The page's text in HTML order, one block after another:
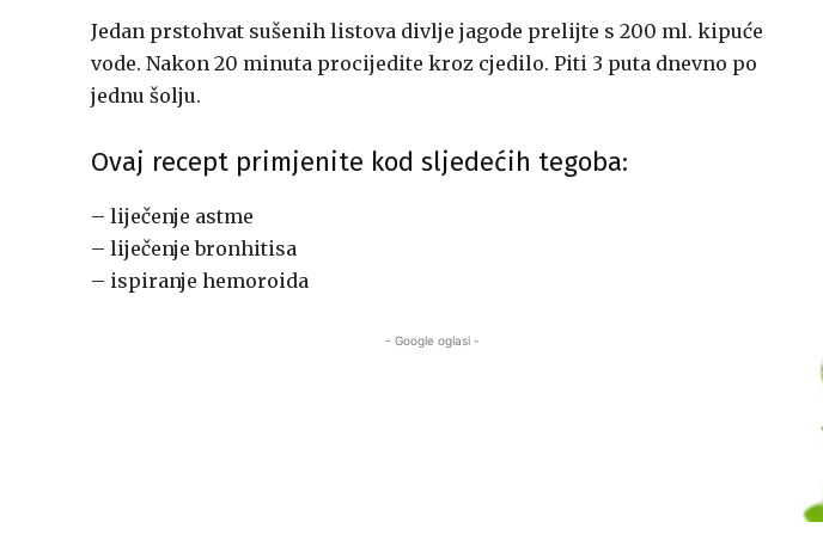
Jedan prstohvat sušenih listova divlje jagode prelijte s 200 ml. kipuće
vode. Nakon 20 minuta procijedite kroz cjedilo. Piti 3 puta dnevno po
jednu šolju.
Ovaj recept primjenite kod sljedećih tegoba:
– liječenje astme
– liječenje bronhitisa
– ispiranje hemoroida
- Google oglasi -